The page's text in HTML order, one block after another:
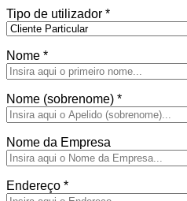
Tipo de utilizador *
Nome *
Nome (sobrenome) *
Nome da Empresa
Endereço *